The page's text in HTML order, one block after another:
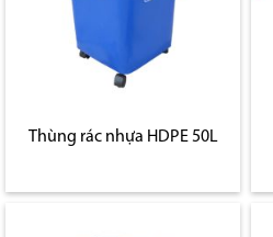
Thùng rác nhựa HDPE 50L